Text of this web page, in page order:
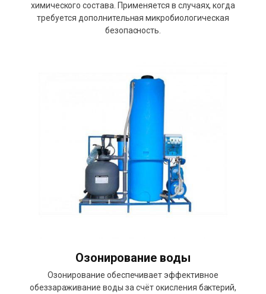
химического состава. Применяется в случаях, когда
требуется дополнительная микробиологическая
безопасность.
Озонирование воды
Озонирование обеспечивает эффективное
обеззараживание воды за счёт окисления бактерий,